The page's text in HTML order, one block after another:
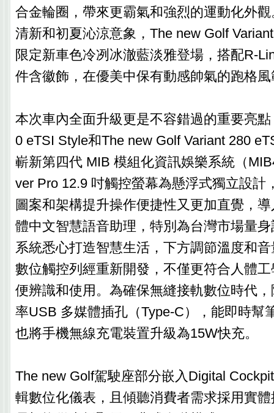
合金輪圈，帶來更霸氣和強烈的運動化外
清新和初夏沁涼意象，The new Golf
限定新車色冷冽冰澈藍淡雅登場，搭配R-
件含徽飾，在優美中保有動感帥氣的跑格
本次車內全面升級更是不容錯過的重要亮
0 eTSI Style和The new Golf Variant 280
嶄新第四代 MIB 模組化資訊娛樂系統（
ver Pro 12.9 吋觸控螢幕為懸浮式獨立設計
圖案和架構提升操作便捷性又更加直覺，
體中文智慧語音助理，特別為台灣市場量
系統悉心打造智慧生活，下方調節溫度和
數位觸控列經重新開發，不僅更符合人體
便辨識和使用。為確保無縫接軌數位時代
率USB 多媒體插孔（Type-C），能即時幫
也將手機無線充電裝置升級為15W快充。
The new Golf駕駛座部分嵌入Digital
輯數位化儀表，且傾聽消費者需求採用實